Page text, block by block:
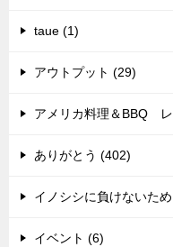
taue (1)
アウトプット (29)
アメリカ料理＆BBQ
ありがとう (402)
イノシシに負けないた
イベント (6)